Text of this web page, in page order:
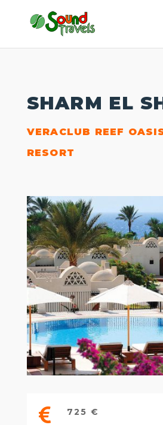
SHARM EL
VERACLUB REEF
RESORT
 725 €